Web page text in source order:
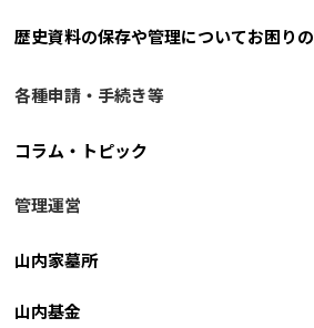
歴史資料の保存や管理についてお困り
各種申請・手続き等
コラム・トピック
管理運営
山内家墓所
山内基金